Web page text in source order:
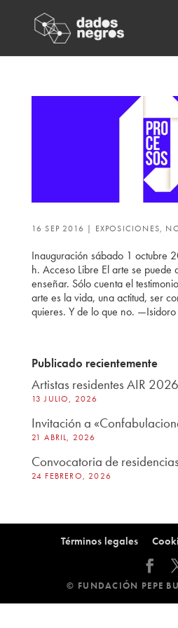
16 SEP 2016 | EXPOSICIONES,
Inauguración sábado 1 octubre
h. Acceso Libre El arte se
enseñar. Sólo cuenta el
arte es la vida, una actitud, ser
quieres. Y de lo que no.
Publicado recientemente
Artistas residentes AIR 2026
13 JULIO, 2026
Invitación a
21 ABRIL, 2026
Convocatoria de
24 FEBRERO, 2026
Términos legales
© FUNDACIÓN PEPE